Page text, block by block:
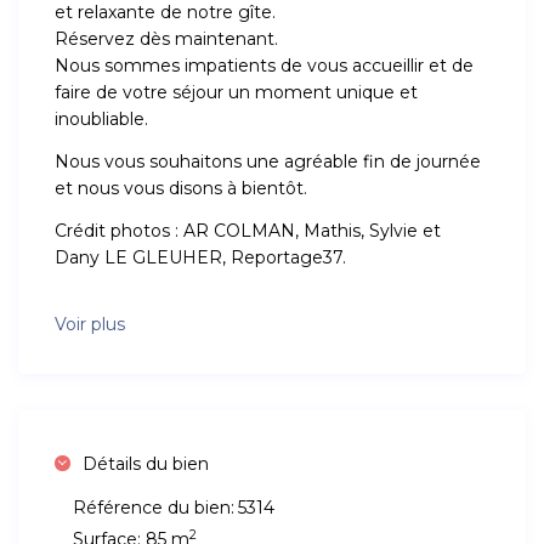
et relaxante de notre gîte.
Réservez dès maintenant.
Nous sommes impatients de vous accueillir et de
faire de votre séjour un moment unique et
inoubliable.
Nous vous souhaitons une agréable fin de journée
et nous vous disons à bientôt.
Crédit photos : AR COLMAN, Mathis, Sylvie et
Dany LE GLEUHER, Reportage37.
Voir plus
Détails du bien
Référence du bien: 5314
Surface: 85 m2